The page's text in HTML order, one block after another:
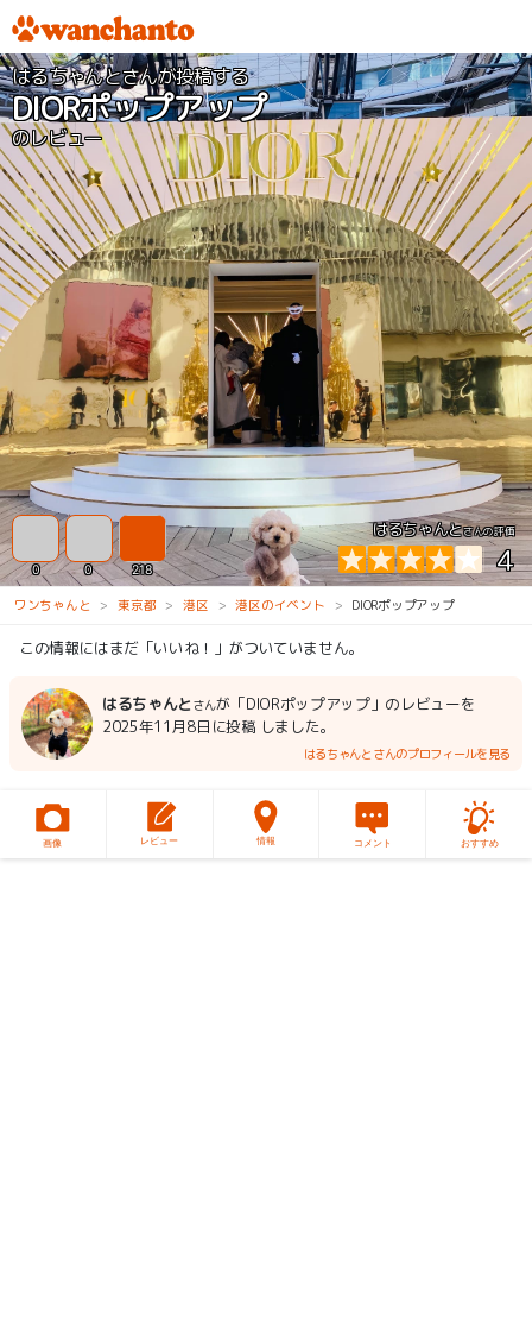
はるちゃんとさんが投稿する
DIORポップアップ
のレビュー
はるちゃんとさんの評価
4
0 0 218
ワンちゃんと 東京都 港区 港区のイベント DIORポップアップ
この情報にはまだ「いいね！」がついていません。
はるちゃんとさんが「DIORポップアップ」のレビューを
2025年11月8日に投稿 しました。
はるちゃんとさんのプロフィールを見る
画像 レビュー 情報 コメント おすすめ